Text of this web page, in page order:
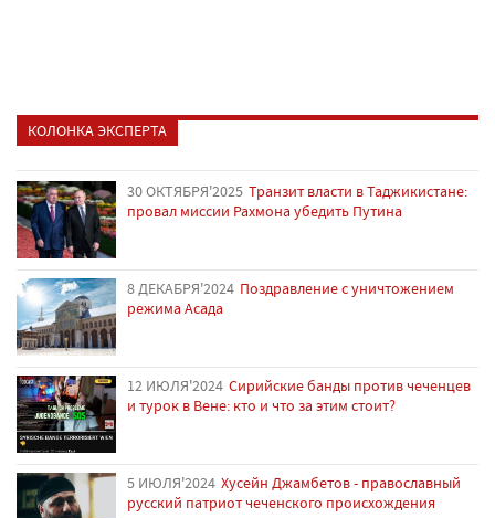
КОЛОНКА ЭКСПЕРТА
30 ОКТЯБРЯ'2025 Транзит власти в Таджикистане:
провал миссии Рахмона убедить Путина
8 ДЕКАБРЯ'2024 Поздравление с уничтожением
режима Асада
12 ИЮЛЯ'2024 Сирийские банды против чеченцев
и турок в Вене: кто и что за этим стоит?
5 ИЮЛЯ'2024 Хусейн Джамбетов - православный
русский патриот чеченского происхождения